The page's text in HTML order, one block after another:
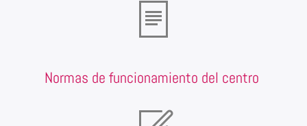
Normas de funcionamiento del centro